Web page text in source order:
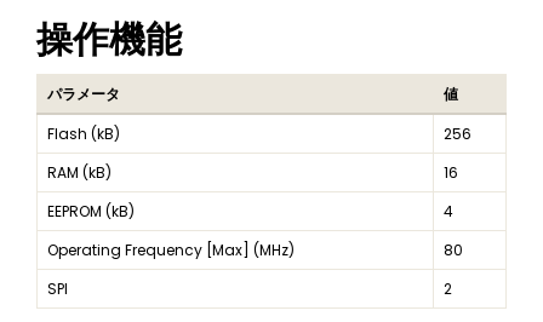
操作機能
パラメータ
値
Flash (kB)
256
RAM (kB)
16
EEPROM (kB)
4
Operating Frequency [Max] (MHz)
80
SPI
2